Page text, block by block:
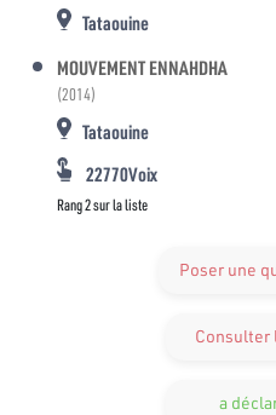
Tataouine
MOUVEMENT ENNAHDHA
(2014)
Tataouine
22770Voix
Rang 2 sur la liste
Poser une
Consulter
a